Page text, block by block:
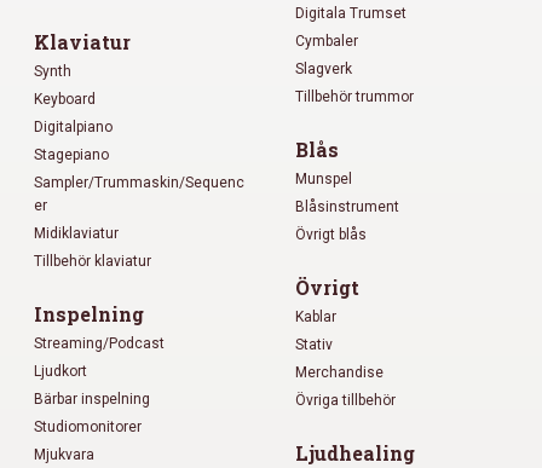
Klaviatur
Synth
Keyboard
Digitalpiano
Stagepiano
Sampler/Trummaskin/Sequenc
er
Midiklaviatur
Tillbehör klaviatur
Inspelning
Streaming/Podcast
Ljudkort
Bärbar inspelning
Studiomonitorer
Mjukvara
Digitala Trumset
Cymbaler
Slagverk
Tillbehör trummor
Blås
Munspel
Blåsinstrument
Övrigt blås
Övrigt
Kablar
Stativ
Merchandise
Övriga tillbehör
Ljudhealing